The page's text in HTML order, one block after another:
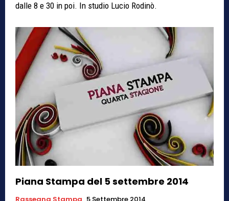
dalle 8 e 30 in poi. In studio Lucio Rodinò.
Piana Stampa del 5 settembre 2014